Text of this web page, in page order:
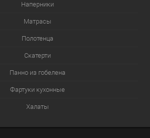
Наперники
Матрасы
Полотенца
Скатерти
Панно из гобелена
Фартуки кухонные
Халаты